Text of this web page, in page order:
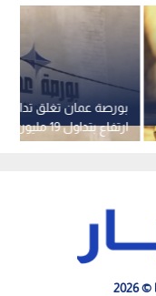
بورصة عمان تغلق
ارتفاع بتداول 19 مليون دينار